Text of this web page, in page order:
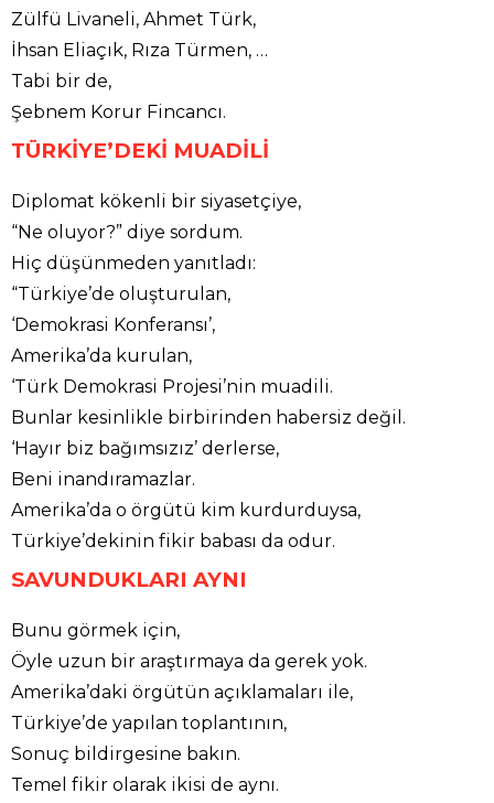
Zülfü Livaneli, Ahmet Türk,
İhsan Eliaçık, Rıza Türmen, …
Tabi bir de,
Şebnem Korur Fincancı.
TÜRKİYE’DEKİ MUADİLİ
Diplomat kökenli bir siyasetçiye,
“Ne oluyor?” diye sordum.
Hiç düşünmeden yanıtladı:
“Türkiye’de oluşturulan,
‘Demokrasi Konferansı’,
Amerika’da kurulan,
‘Türk Demokrasi Projesi’nin muadili.
Bunlar kesinlikle birbirinden habersiz değil.
‘Hayır biz bağımsızız’ derlerse,
Beni inandıramazlar.
Amerika’da o örgütü kim kurdurduysa,
Türkiye’dekinin fikir babası da odur.
SAVUNDUKLARI AYNI
Bunu görmek için,
Öyle uzun bir araştırmaya da gerek yok.
Amerika’daki örgütün açıklamaları ile,
Türkiye’de yapılan toplantının,
Sonuç bildirgesine bakın.
Temel fikir olarak ikisi de aynı.